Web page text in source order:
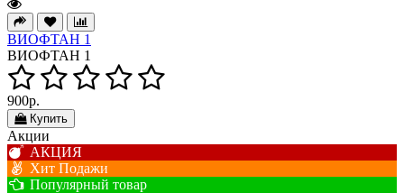
ВИОФТАН 1
ВИОФТАН 1
900р.
Купить
Акции
АКЦИЯ
Хит Подажи
Популярный товар